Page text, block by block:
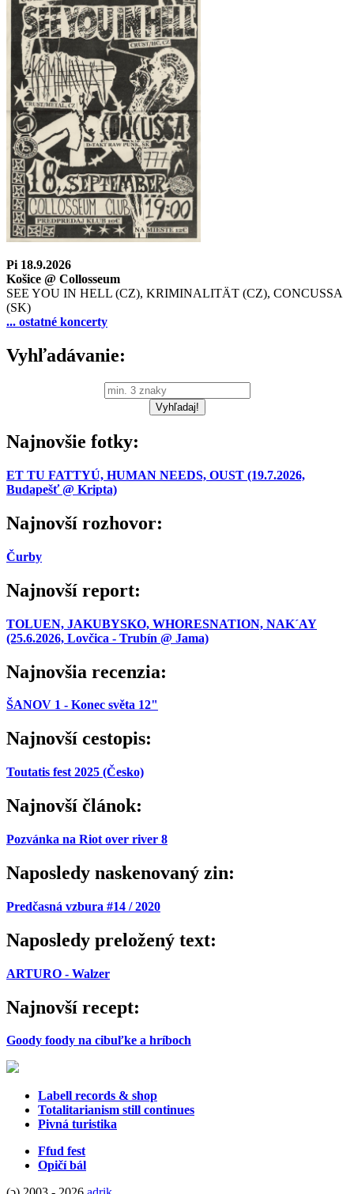
Pi 18.9.2026
Košice @ Collosseum
SEE YOU IN HELL (CZ), KRIMINALITÄT (CZ), CONCUSSA
(SK)
... ostatné koncerty
Vyhľadávanie:
Najnovšie fotky:
ET TU FATTYÚ, HUMAN NEEDS, OUST (19.7.2026,
Budapešť @ Kripta)
Najnovší rozhovor:
Čurby
Najnovší report:
TOLUEN, JAKUBYSKO, WHORESNATION, NAK´AY
(25.6.2026, Lovčica - Trubín @ Jama)
Najnovšia recenzia:
ŠANOV 1 - Konec světa 12"
Najnovší cestopis:
Toutatis fest 2025 (Česko)
Najnovší článok:
Pozvánka na Riot over river 8
Naposledy naskenovaný zin:
Predčasná vzbura #14 / 2020
Naposledy preložený text:
ARTURO - Walzer
Najnovší recept:
Goody foody na cibuľke a hríboch
Labell records & shop
Totalitarianism still continues
Pivná turistika
Ffud fest
Opičí bál